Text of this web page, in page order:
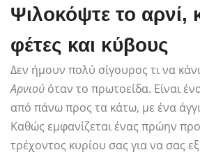
Ψιλοκόψτε το αρνί,
φέτες και κύβους
Δεν ήμουν πολύ σίγουρος τι να
Αρνιού όταν το πρωτοείδα. Είναι
από πάνω προς τα κάτω, με ένα
Καθώς εμφανίζεται ένας πρώην
τρέχοντος κυρίου σας για να σας